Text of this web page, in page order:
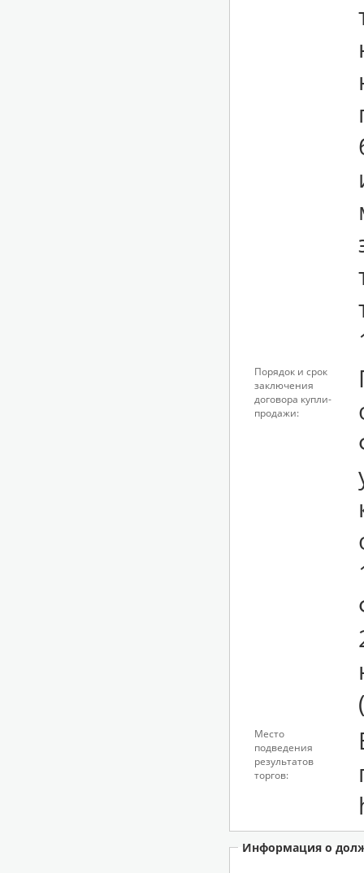
Порядок и срок
заключения
договора купли-
продажи:
Место
подведения
результатов
торгов:
Информация о